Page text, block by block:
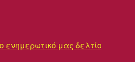
ενημερωτικό μας δελτίο